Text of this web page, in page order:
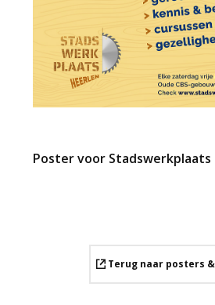
Poster voor Stadswerkplaats
Terug naar posters